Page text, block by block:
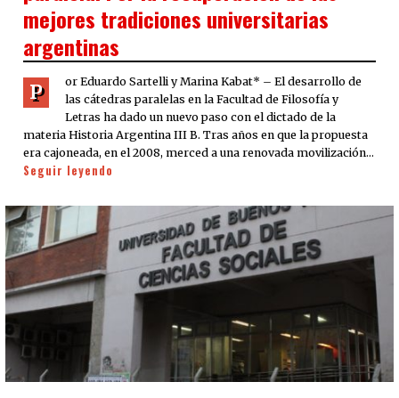
mejores tradiciones universitarias
argentinas
P
or Eduardo Sartelli y Marina Kabat* – El desarrollo de
las cátedras paralelas en la Facultad de Filosofía y
Letras ha dado un nuevo paso con el dictado de la
materia Historia Argentina III B. Tras años en que la propuesta
era cajoneada, en el 2008, merced a una renovada movilización…
Seguir leyendo